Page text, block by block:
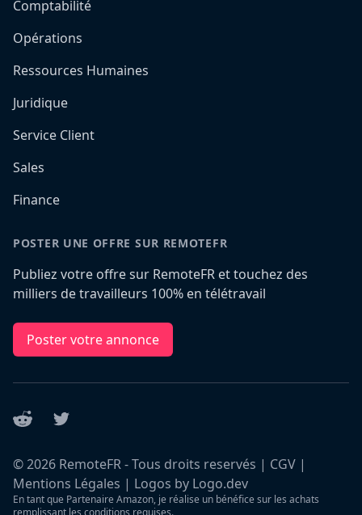
Comptabilité
Opérations
Ressources Humaines
Juridique
Service Client
Sales
Finance
POSTER UNE OFFRE SUR REMOTEFR
Publiez votre offre sur RemoteFR et touchez des
milliers de travailleurs 100% en télétravail
Poster votre annonce
Reddit Twitter
©2026 RemoteFR - Tous droits reservés | CGV |
Mentions Légales | Logos by Logo.dev
En tant que Partenaire Amazon, je réalise un bénéfice sur les achats
remplissant les conditions requises.